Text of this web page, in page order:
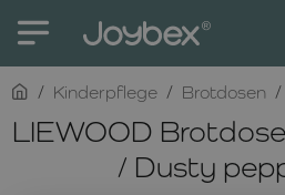
LIEWOOD
/ Dusty
homeKinderpflege Brotdosen